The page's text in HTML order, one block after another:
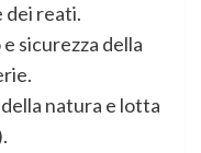
dei reati.
sicurezza della
natura e lotta